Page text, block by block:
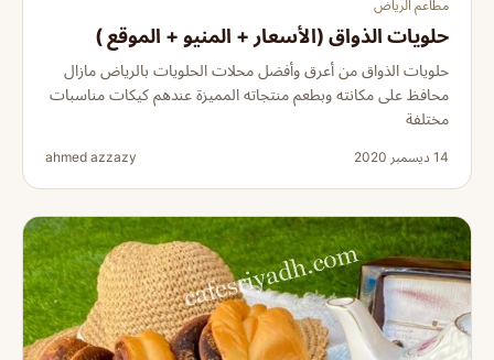
مطاعم الرياض
حلويات الذواق (الأسعار + المنيو + الموقع )
حلويات الذواق من أعرق وأفضل محلات الحلويات بالرياض مازال
محافظ على مكانته وبطعم منتجاته المميزة عندهم كيكات مناسبات
مختلفة
14 ديسمبر 2020 ahmed azzazy